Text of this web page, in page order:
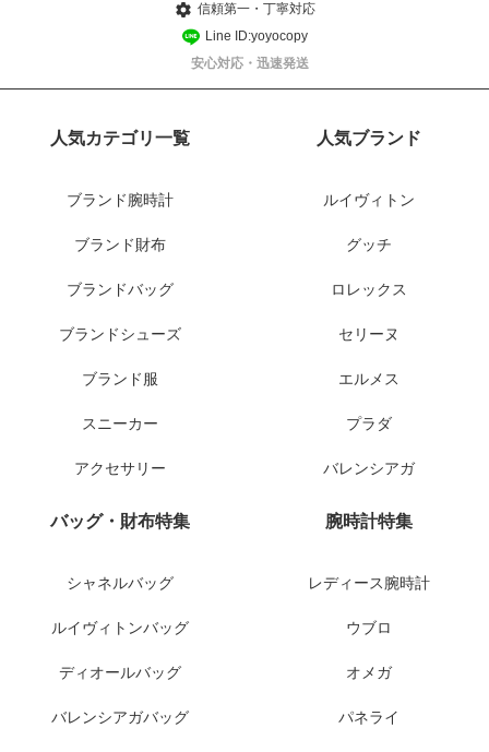
信頼第一・丁寧対応
Line ID:yoyocopy
安心対応・迅速発送
人気カテゴリ一覧
ブランド腕時計
ブランド財布
ブランドバッグ
ブランドシューズ
ブランド服
スニーカー
アクセサリー
人気ブランド
ルイヴィトン
グッチ
ロレックス
セリーヌ
エルメス
プラダ
バレンシアガ
バッグ・財布特集
シャネルバッグ
ルイヴィトンバッグ
ディオールバッグ
バレンシアガバッグ
腕時計特集
レディース腕時計
ウブロ
オメガ
パネライ